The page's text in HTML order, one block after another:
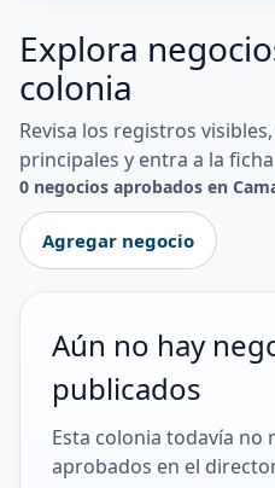
Explora
colonia
Revisa los registros
principales y entra a la
0 negocios aprobados en
Agregar negocio
Aún no hay
publicados
Esta colonia todavía no
aprobados en el